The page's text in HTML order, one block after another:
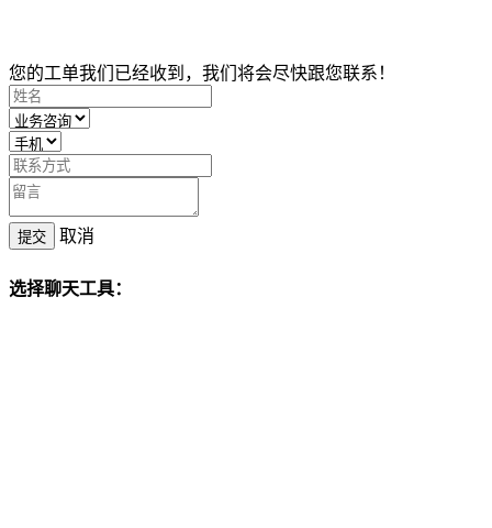
您的工单我们已经收到，我们将会尽快跟您联系！
提交 取消
选择聊天工具：